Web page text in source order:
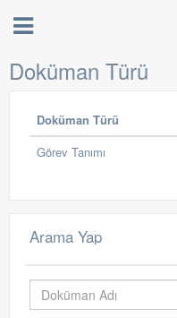
Doküman Türü
Doküman Türü
Görev Tanımı
Arama Yap